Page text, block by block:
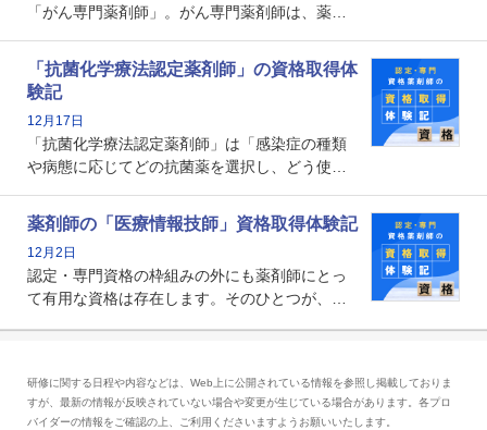
「がん専門薬剤師」。がん専門薬剤師は、薬剤
関する資格として、2009年に発足しました。薬
剤師の専門性を活かして高度化するがん医療に
貢献する姿は、今も病院薬剤師にとって一目置
かれる存在です。
「抗菌化学療法認定薬剤師」の資格取得体
験記
12月17日
「抗菌化学療法認定薬剤師」は「感染症の種類
や病態に応じてどの抗菌薬を選択し、どう使っ
る薬剤師です。現在、感染防止対策加算の施設
基準に専任の薬剤師配置が挙げられており、今
後は感染症領域で薬剤師に、より多くの役割が
求められる可能性もあります。
薬剤師の「医療情報技師」資格取得体験記
12月2日
認定・専門資格の枠組みの外にも薬剤師にとっ
て有用な資格は存在します。そのひとつが、
とは、病院薬剤師を中心に大きな武器になりま
す。
研修に関する日程や内容などは、Web上に公開されている情報を参照し掲載しておりま
すが、最新の情報が反映されていない場合や変更が生じている場合があります。各プロ
バイダーの情報をご確認の上、ご利用くださいますようお願いいたします。